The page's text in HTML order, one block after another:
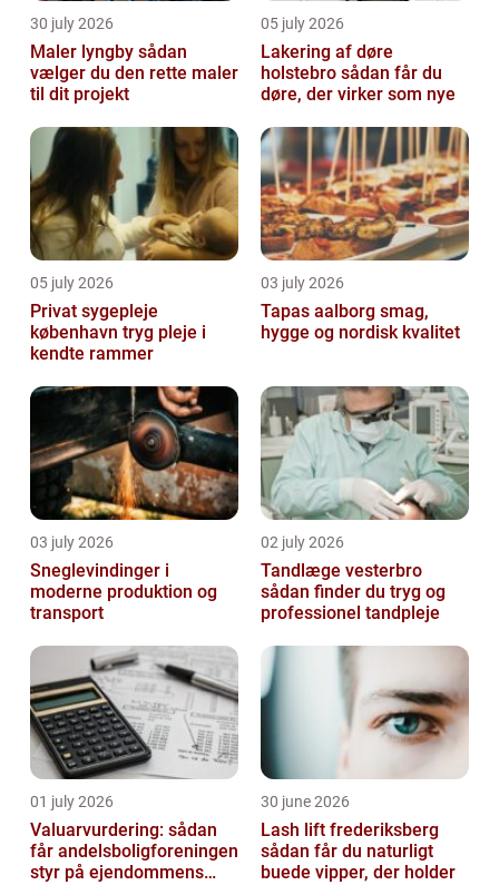
30 july 2026
Maler lyngby sådan
vælger du den rette maler
til dit projekt
05 july 2026
Lakering af døre
holstebro sådan får du
døre, der virker som nye
05 july 2026
Privat sygepleje
københavn tryg pleje i
kendte rammer
03 july 2026
Tapas aalborg smag,
hygge og nordisk kvalitet
03 july 2026
Sneglevindinger i
moderne produktion og
transport
02 july 2026
Tandlæge vesterbro
sådan finder du tryg og
professionel tandpleje
01 july 2026
Valuarvurdering: sådan
får andelsboligforeningen
styr på ejendommens
30 june 2026
Lash lift frederiksberg
sådan får du naturligt
buede vipper, der holder